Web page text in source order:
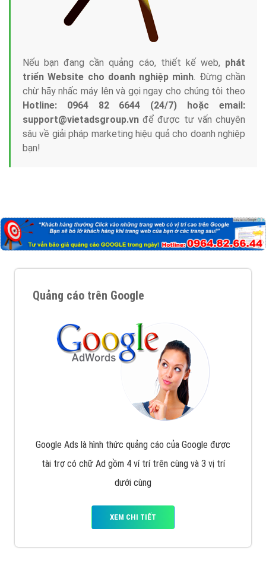
Nếu bạn đang cần quảng cáo, thiết kế web, phát
triển Website cho doanh nghiệp mình. Đừng chần
chừ hãy nhấc máy lên và gọi ngay cho chúng tôi theo
Hotline: 0964 82 6644 (24/7) hoặc email:
support@vietadsgroup.vn để được tư vấn chuyên
sâu về giải pháp marketing hiệu quả cho doanh nghiệp
bạn!
Quảng cáo trên Google
Google Ads là hình thức quảng cáo của Google được
tài trợ có chữ Ad gồm 4 ví trí trên cùng và 3 vị trí
dưới cùng
XEM CHI TIẾT